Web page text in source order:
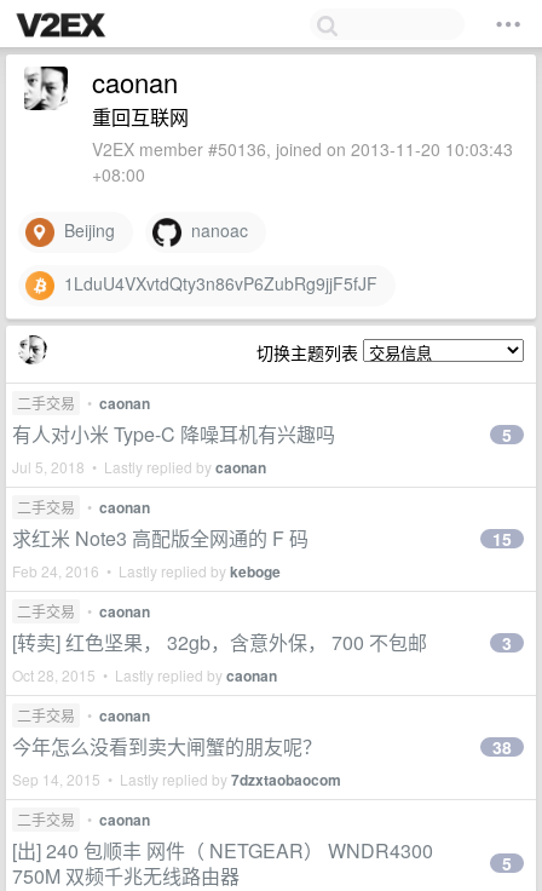
caonan
重回互联网
V2EX member #50136, joined on 2013-11-20 10:03:43
+08:00
Beijing nanoac
1LduU4VXvtdQty3n86vP6ZubRg9jjF5fJF
切换主题列表
二手交易 • caonan
有人对小米 Type-C 降噪耳机有兴趣吗
Jul 5, 2018 • Lastly replied bycaonan
5
二手交易 • caonan
求红米 Note3 高配版全网通的 F 码
Feb 24, 2016 • Lastly replied bykeboge
15
二手交易 • caonan
[转卖] 红色坚果， 32gb，含意外保， 700 不包邮
Oct 28, 2015 • Lastly replied bycaonan
3
二手交易 • caonan
今年怎么没看到卖大闸蟹的朋友呢？
Sep 14, 2015 • Lastly replied by7dzxtaobaocom
38
二手交易 • caonan
[出] 240 包顺丰 网件（ NETGEAR） WNDR4300
750M 双频千兆无线路由器
5